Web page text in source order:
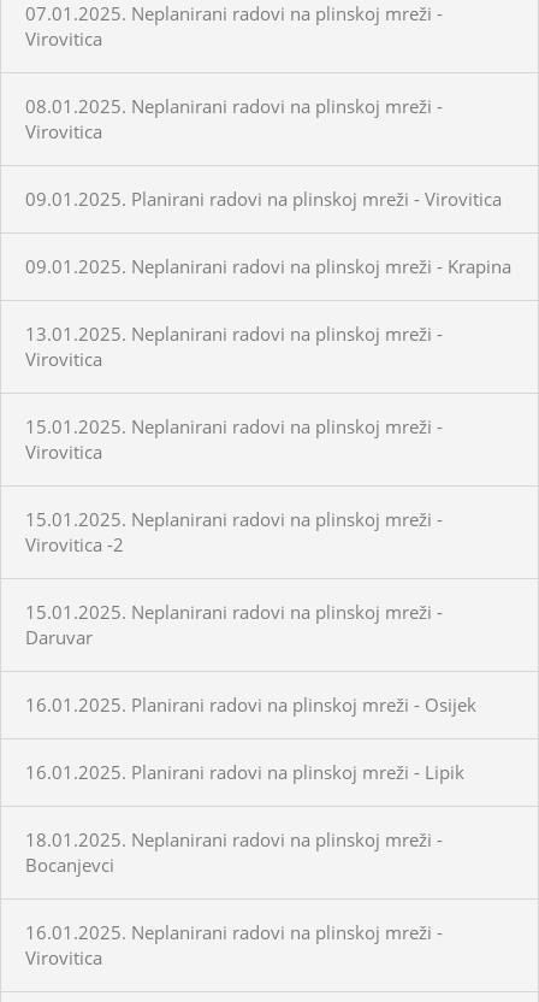
07.01.2025. Neplanirani radovi na plinskoj mreži -
Virovitica
08.01.2025. Neplanirani radovi na plinskoj mreži -
Virovitica
09.01.2025. Planirani radovi na plinskoj mreži - Virovitica
09.01.2025. Neplanirani radovi na plinskoj mreži - Krapina
13.01.2025. Neplanirani radovi na plinskoj mreži -
Virovitica
15.01.2025. Neplanirani radovi na plinskoj mreži -
Virovitica
15.01.2025. Neplanirani radovi na plinskoj mreži -
Virovitica -2
15.01.2025. Neplanirani radovi na plinskoj mreži -
Daruvar
16.01.2025. Planirani radovi na plinskoj mreži - Osijek
16.01.2025. Planirani radovi na plinskoj mreži - Lipik
18.01.2025. Neplanirani radovi na plinskoj mreži -
Bocanjevci
16.01.2025. Neplanirani radovi na plinskoj mreži -
Virovitica